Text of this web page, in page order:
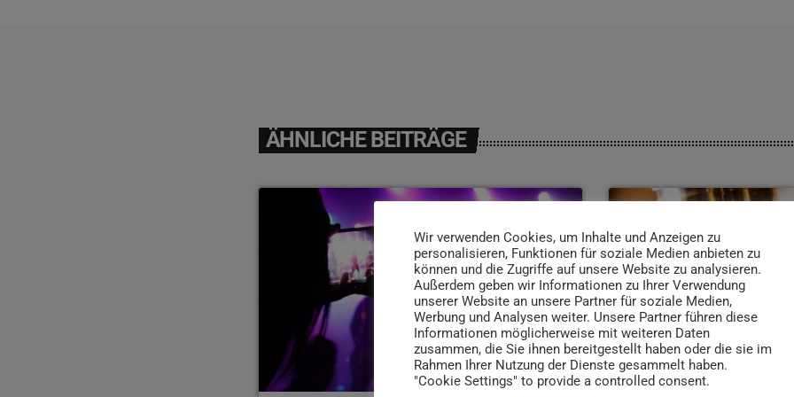
ÄHNLICHE BEITRÄGE
insert_link
Wir verwenden Cookies, um Inhalte und Anzeigen zu
personalisieren, Funktionen für soziale Medien anbieten zu
können und die Zugriffe auf unsere Website zu analysieren.
Außerdem geben wir Informationen zu Ihrer Verwendung
unserer Website an unsere Partner für soziale Medien,
Werbung und Analysen weiter. Unsere Partner führen diese
Informationen möglicherweise mit weiteren Daten
zusammen, die Sie ihnen bereitgestellt haben oder die sie im
Rahmen Ihrer Nutzung der Dienste gesammelt haben.
"Cookie Settings" to provide a controlled consent.